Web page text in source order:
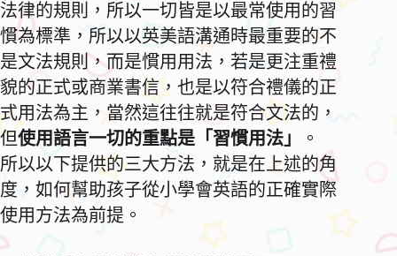
法律的規則，所以一切皆是以最常使用的習
慣為標準，所以以英美語溝通時最重要的不
是文法規則，而是慣用用法，若是更注重禮
貌的正式或商業書信，也是以符合禮儀的正
式用法為主，當然這往往就是符合文法的，
但使用語言一切的重點是「習慣用法」
。
所以以下提供的三大方法，就是在上述的角
度，如何幫助孩子從小學會英語的正確實際
使用方法為前提。